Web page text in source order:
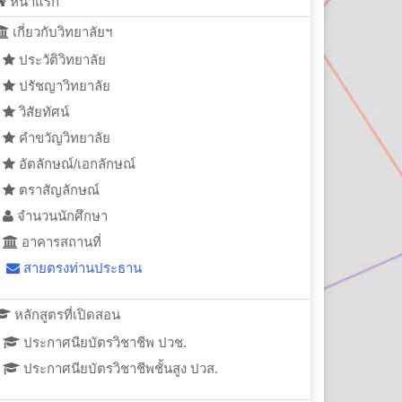
เกี่ยวกับวิทยาลัยฯ
ประวัติวิทยาลัย
ปรัชญาวิทยาลัย
วิสัยทัศน์
คำขวัญวิทยาลัย
อัตลักษณ์/เอกลักษณ์
ตราสัญลักษณ์
จำนวนนักศึกษา
อาคารสถานที่
สายตรงท่านประธาน
หลักสูตรที่เปิดสอน
ประกาศนียบัตรวิชาชีพ ปวช.
ประกาศนียบัตรวิชาชีพชั้นสูง ปวส.